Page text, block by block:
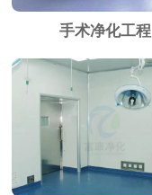
手术净化工程